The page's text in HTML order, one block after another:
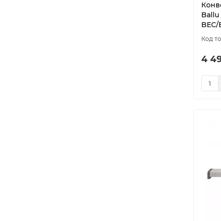
Ballu
BEC/
4